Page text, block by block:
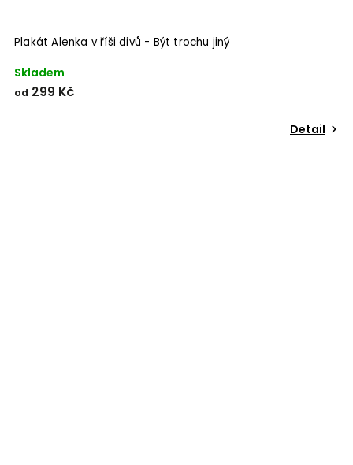
Plakát Alenka v říši divů - Být trochu jiný
Skladem
od 299 Kč
Detail